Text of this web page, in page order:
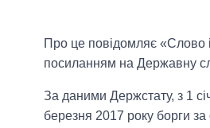
Про це повідомляє «Слово
посиланням на Державну
За даними Держстату, з 1
березня 2017 року борги за